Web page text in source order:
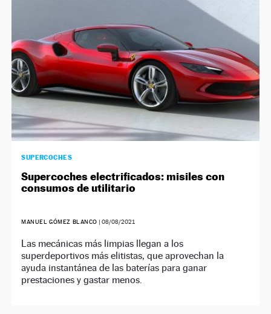
SUPERCOCHES
Supercoches electrificados: misiles con
consumos de utilitario
MANUEL GÓMEZ BLANCO |08/08/2021
Las mecánicas más limpias llegan a los
superdeportivos más elitistas, que aprovechan la
ayuda instantánea de las baterías para ganar
prestaciones y gastar menos.